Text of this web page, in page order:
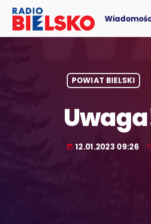
POWIAT BIELSKI
today 12.01.2023 09:26